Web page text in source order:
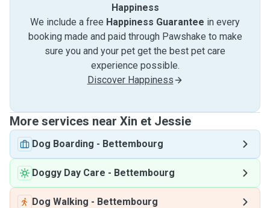
Happiness
We include a free Happiness Guarantee in every
booking made and paid through Pawshake to make
sure you and your pet get the best pet care
experience possible.
Discover Happiness
More services near Xin et Jessie
Dog Boarding - Bettembourg
Doggy Day Care - Bettembourg
Dog Walking - Bettembourg